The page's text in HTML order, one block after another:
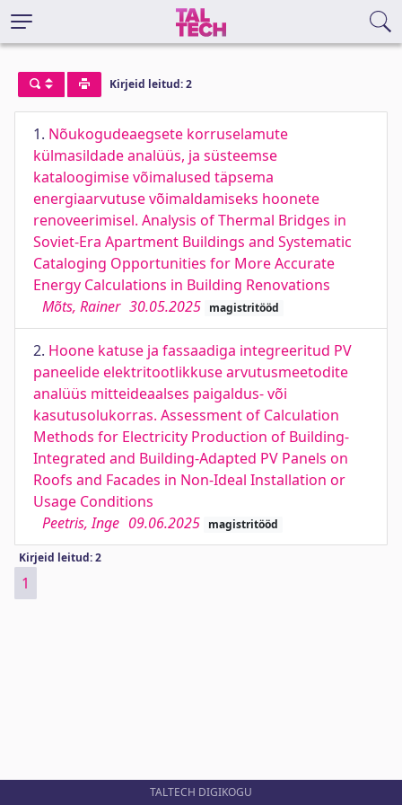
Kirjeid leitud: 2
1. Nõukogudeaegsete korruselamute
külmasildade analüüs, ja süsteemse
kataloogimise võimalused täpsema
energiaarvutuse võimaldamiseks hoonete
renoveerimisel. Analysis of Thermal Bridges in
Soviet-Era Apartment Buildings and Systematic
Cataloging Opportunities for More Accurate
Energy Calculations in Building Renovations
Mõts, Rainer 30.05.2025 magistritööd
2. Hoone katuse ja fassaadiga integreeritud PV
paneelide elektritootlikkuse arvutusmeetodite
analüüs mitteideaalses paigaldus- või
kasutusolukorras. Assessment of Calculation
Methods for Electricity Production of Building-
Integrated and Building-Adapted PV Panels on
Roofs and Facades in Non-Ideal Installation or
Usage Conditions
Peetris, Inge 09.06.2025 magistritööd
Kirjeid leitud: 2
1
TALTECH DIGIKOGU